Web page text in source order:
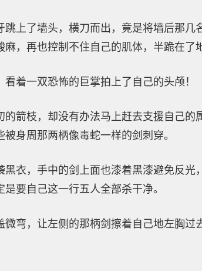
上了墙头，横刀而出，竟是将墙后那几
，再也控制不住自己的肌体，半跪在了
着一双恐怖的巨掌拍上了自己的头颅！
的箭枝，却没有办法马上赶去支援自己
身周那两柄像毒蛇一样的剑刺穿。
黑衣，手中的剑上面也漆着黑漆避免反
要自己这一行五人全部杀干净。
弯，让左侧的那柄剑擦着自己地左胸过